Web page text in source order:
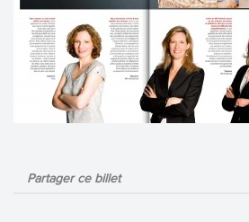
Partager ce billet